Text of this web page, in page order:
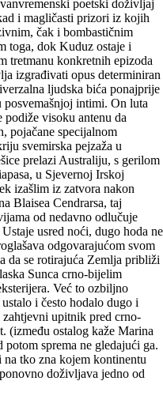
poetski doživljaj
i magličasti prizori iz kojih
čak i bombastičnim
toga, dok Kuduz ostaje i
tretmanu konkretnih epizoda
izgrađivati opus determiniran
ljudska bića ponajprije
posvemašnjoj intimi. On luta
visoku antenu da
pojačane specijalnom
svemirska pejzaža u
prelazi Australiju, s gerilom
u Sjevernoj Irskoj
izašlim iz zatvora nakon
Blaisea Cendrarsa, taj
od nedavno odlučuje
usred noći, dugo hoda ne
odgovarajućom svom
da se rotirajuća Zemlja približi
Sunca crno-bijelim
Već to ozbiljno
i često hodalo dugo i
upitnik pred crno-
(između ostalog kaže Marina
sprema ne gledajući ga.
tko zna kojem kontinentu
doživljava jedno od